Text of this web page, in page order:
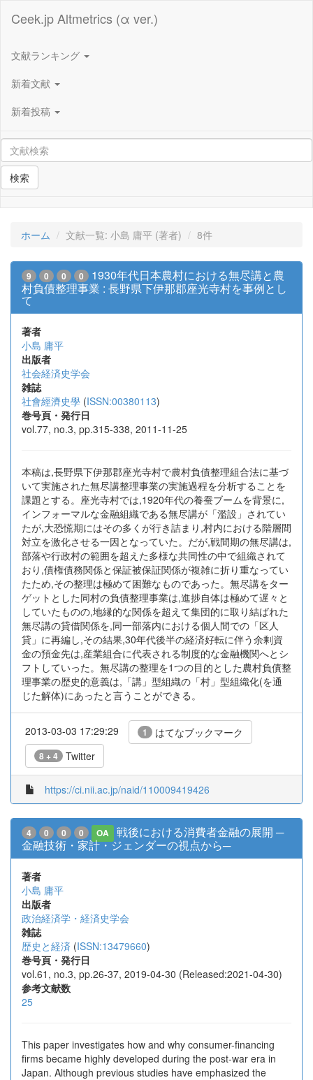
Ceek.jp Altmetrics (α ver.)
文献ランキング
新着文献
新着投稿
検索
ホーム 文献一覧: 小島 庸平 (著者) 8件
9 0 0 0
1930年代日本農村における無尽講と農
村負債整理事業 : 長野県下伊那郡座光寺村を事例とし
て
著者
小島 庸平
出版者
社会経済史学会
雑誌
社會經濟史學 (ISSN:00380113)
巻号頁・発行日
vol.77, no.3, pp.315-338, 2011-11-25
本稿は,長野県下伊那郡座光寺村で農村負債整理組合法に基づ
いて実施された無尽講整理事業の実施過程を分析することを
課題とする。座光寺村では,1920年代の養蚕ブームを背景に,
インフォーマルな金融組織である無尽講が「濫設」されてい
たが,大恐慌期にはその多くが行き詰まり,村内における階層間
対立を激化させる一因となっていた。だが,戦間期の無尽講は,
部落や行政村の範囲を超えた多様な共同性の中で組織されて
おり,債権債務関係と保証被保証関係が複雑に折り重なってい
たため,その整理は極めて困難なものであった。無尽講をター
ゲットとした同村の負債整理事業は,進捗自体は極めて遅々と
していたものの,地縁的な関係を超えて集団的に取り結ばれた
無尽講の貸借関係を,同一部落内における個人間での「区人
貸」に再編し,その結果,30年代後半の経済好転に伴う余剰資
金の預金先は,産業組合に代表される制度的な金融機関へとシ
フトしていった。無尽講の整理を1つの目的とした農村負債整
理事業の歴史的意義は,「講」型組織の「村」型組織化(を通
じた解体)にあったと言うことができる。
2013-03-03 17:29:29 1 はてなブックマーク
8 + 4 Twitter
https://ci.nii.ac.jp/naid/110009419426
4 0 0 0 OA
戦後における消費者金融の展開 ─
金融技術・家計・ジェンダーの視点から─
著者
小島 庸平
出版者
政治経済学・経済史学会
雑誌
歴史と経済 (ISSN:13479660)
巻号頁・発行日
vol.61, no.3, pp.26-37, 2019-04-30 (Released:2021-04-30)
参考文献数
25
This paper investigates how and why consumer-financing
firms became highly developed during the post-war era in
Japan. Although previous studies have emphasized the